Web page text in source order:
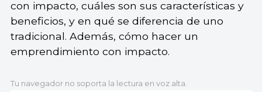
con impacto, cuáles son sus características y
beneficios, y en qué se diferencia de uno
tradicional. Además, cómo hacer un
emprendimiento con impacto.
Tu navegador no soporta la lectura en voz alta.